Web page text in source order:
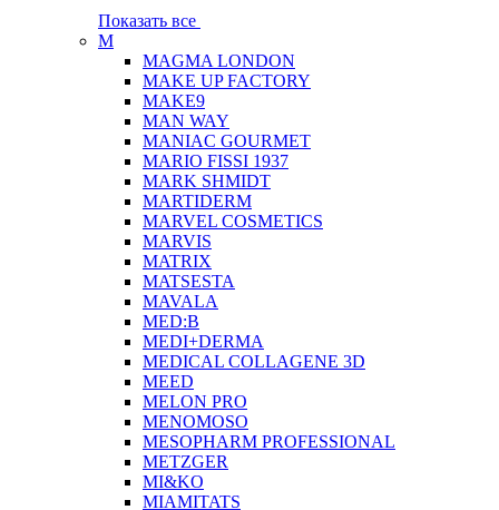
Показать все
M
MAGMA LONDON
MAKE UP FACTORY
MAKE9
MAN WAY
MANIAC GOURMET
MARIO FISSI 1937
MARK SHMIDT
MARTIDERM
MARVEL COSMETICS
MARVIS
MATRIX
MATSESTA
MAVALA
MED:B
MEDI+DERMA
MEDICAL COLLAGENE 3D
MEED
MELON PRO
MENOMOSO
MESOPHARM PROFESSIONAL
METZGER
MI&KO
MIAMITATS